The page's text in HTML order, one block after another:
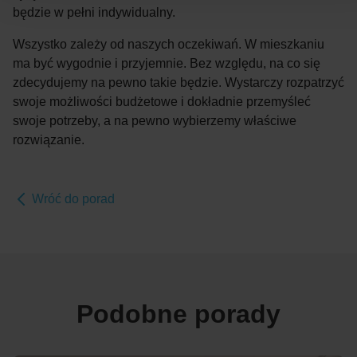
będzie w pełni indywidualny.
Wszystko zależy od naszych oczekiwań. W mieszkaniu
ma być wygodnie i przyjemnie. Bez względu, na co się
zdecydujemy na pewno takie będzie. Wystarczy rozpatrzyć
swoje możliwości budżetowe i dokładnie przemyśleć
swoje potrzeby, a na pewno wybierzemy właściwe
rozwiązanie.
Wróć do porad
Podobne porady